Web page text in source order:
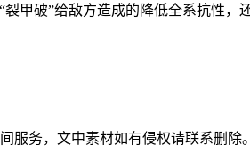
甲破”给敌方造成的降低全系抗性
服务，文中素材如有侵权请联系删除。